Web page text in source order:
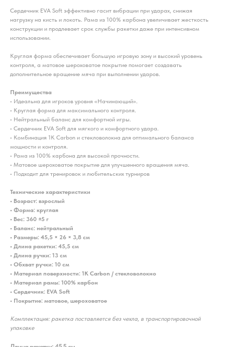
Сердечник EVA Soft эффективно гасит вибрации при ударах, снижая
нагрузку на кисть и локоть. Рама из 100% карбона увеличивает жесткость
конструкции и продлевает срок службы ракетки даже при интенсивном
использовании.
Круглая форма обеспечивает большую игровую зону и высокий уровень
контроля, а матовое шероховатое покрытие помогает создавать
дополнительное вращение мяча при выполнении ударов.
Преимущества
• Идеальна для игроков уровня «Начинающий».
• Круглая форма для максимального контроля.
• Нейтральный баланс для комфортной игры.
• Сердечник EVA Soft для мягкого и комфортного удара.
• Комбинация 1К Carbon и стекловолокна для оптимального баланса
мощности и контроля.
• Рама из 100% карбона для высокой прочности.
• Матовое шероховатое покрытие для улучшенного вращения мяча.
• Подходит для тренировок и любительских турниров
Технические характеристики
• Возраст: взрослый
• Форма: круглая
• Вес: 360 ±5 г
• Баланс: нейтральный
• Размеры: 45,5 × 26 × 3,8 см
• Длина ракетки: 45,5 см
• Длина ручки: 13 см
• Обхват ручки: 10 см
• Материал поверхности: 1К Carbon / стекловолокно
• Материал рамы: 100% карбон
• Сердечник: EVA Soft
• Покрытие: матовое, шероховатое
Комплектация: ракетка поставляется без чехла, в транспортировочной
упаковке